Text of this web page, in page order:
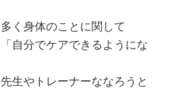
く身体のことに関して
自分でケアできるようにな
生やトレーナーななろうと